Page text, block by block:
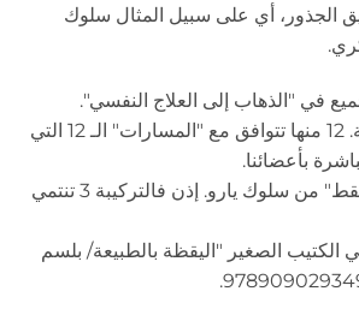
الجذور، أي على سبيل المثال سلوك
في "الذهاب إلى العلاج النفسي".
لهذا، أنشأت 14 تركيبة. 12 منها تتوافق مع "المسارات" الـ 12 التي
بأعضائنا.
لنفترض: أنك تعاني "فقط" من سلوك يارو. إذن فالتركيبة 3 تنتمي
الصغير "اليقظة بالطبيعة/ بلسم